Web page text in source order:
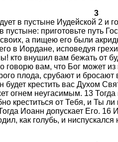
3
в пустыне Иудейской 2 и
пустыне: приготовьте путь
а пищею его были
в Иордане, исповедуя
кто внушил вам бежать от
говорю вам, что Бог может
плода, срубают и
крестить вас Духом
огнем неугасимым. 13
креститься от Тебя, и Ты
Иоанн допускает Его.
как голубь, и